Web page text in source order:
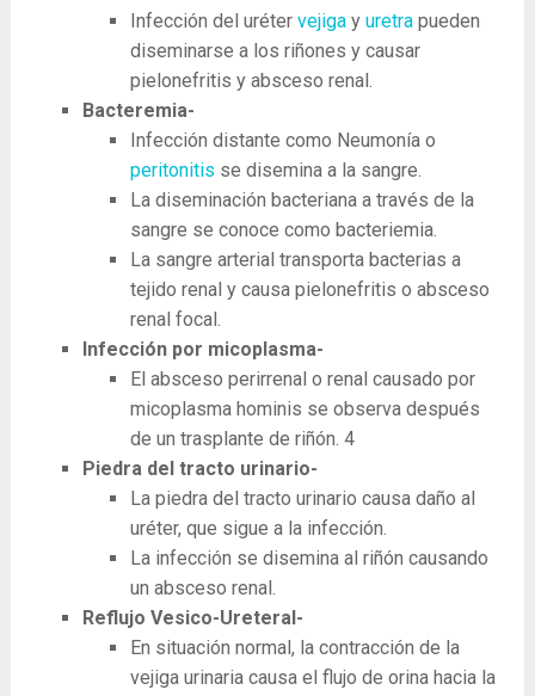
Infección del uréter vejiga y uretra pueden
diseminarse a los riñones y causar
pielonefritis y absceso renal.
Bacteremia-
Infección distante como Neumonía o
peritonitis se disemina a la sangre.
La diseminación bacteriana a través de la
sangre se conoce como bacteriemia.
La sangre arterial transporta bacterias a
tejido renal y causa pielonefritis o absceso
renal focal.
Infección por micoplasma-
El absceso perirrenal o renal causado por
micoplasma hominis se observa después
de un trasplante de riñón. 4
Piedra del tracto urinario-
La ​​piedra del tracto urinario causa daño al
uréter, que sigue a la infección.
La infección se disemina al riñón causando
un absceso renal.
Reflujo Vesico-Ureteral-
En situación normal, la contracción de la
vejiga urinaria causa el flujo de orina hacia la